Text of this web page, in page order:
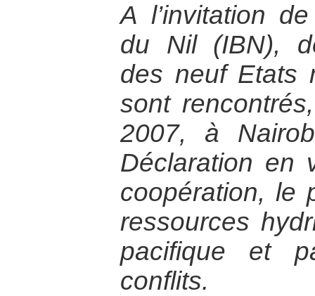
A l’invitation
du Nil (IBN),
des neuf Etats
sont
2007, à
Déclaration en
coopération, le
ressources
pacifique et
conflits.